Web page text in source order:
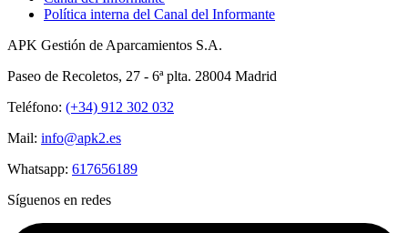
Política interna del Canal del Informante
APK Gestión de Aparcamientos S.A.
Paseo de Recoletos, 27 - 6ª plta. 28004 Madrid
Teléfono: (+34) 912 302 032
Mail: info@apk2.es
Whatsapp: 617656189
Síguenos en redes